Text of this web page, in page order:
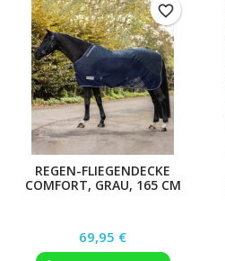
REGEN-FLIEGENDECKE
COMFORT, GRAU, 165 CM
Preis
69,95 €
favorite_border